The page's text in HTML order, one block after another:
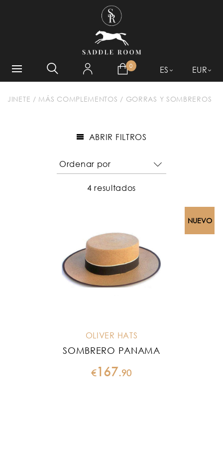
0 ES EUR
JINETE / MÁS COMPLEMENTOS / GORRAS Y SOMBREROS
ABRIR FILTROS
4 resultados
NUEVO
OLIVER HATS
SOMBRERO PANAMA
€167.90
¿QUÉ ESTÁ BUSCANDO?